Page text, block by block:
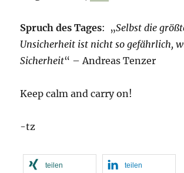
Spruch des Tages: „Selbst die
Unsicherheit ist nicht so gefährlich,
Sicherheit“ – Andreas Tenzer
Keep calm and carry on!
-tz
teilen teilen